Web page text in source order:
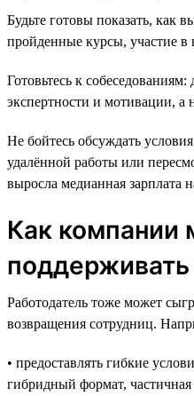
Будьте готовы показать, как
пройденные курсы, участие
Готовьтесь к собеседованиям:
экспертности и мотивации, а
Не бойтесь обсуждать
удалённой работы или
выросла медианная зарплата
Как компании
поддерживать
Работодатель тоже может
возвращения сотрудниц.
• предоставлять гибкие
гибридный формат, частичная